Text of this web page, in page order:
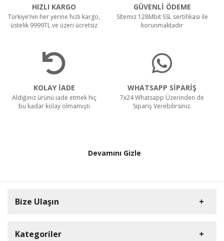
HIZLI KARGO
Türkiye’nin her yerine hızlı kargo,
üstelik 9999TL ve üzeri ücretsiz
GÜVENLİ ÖDEME
Sİtemiz 128Mbit SSL sertifikası ile
korunmaktadır
KOLAY İADE
Aldığınız ürünü iade etmek hiç
bu kadar kolay olmamıştı
WHATSAPP SİPARİŞ
7x24 Whatsapp Üzerinden de
Sipariş Verebilirsiniz.
Devamını Gizle
Bize Ulaşın
Kategoriler